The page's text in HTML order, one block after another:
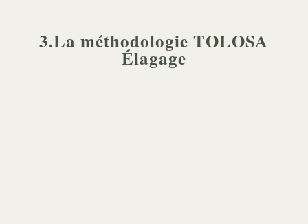
3.La méthodologie TOLOSA
Élagage